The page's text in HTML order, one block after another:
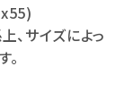
サイズによっ